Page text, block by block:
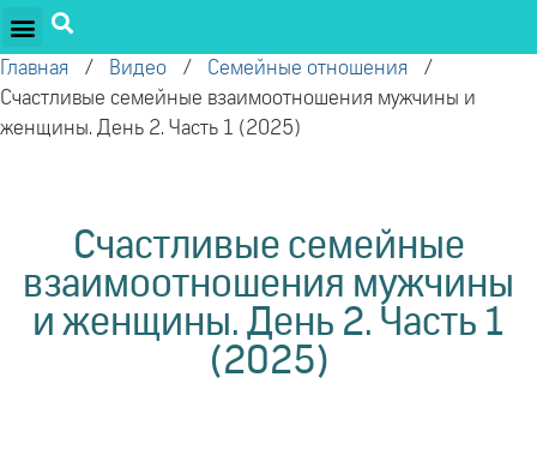
Главная / Видео / Семейные отношения /
Счастливые семейные взаимоотношения мужчины и
женщины. День 2. Часть 1 (2025)
Счастливые семейные
взаимоотношения мужчины
и женщины. День 2. Часть 1
(2025)